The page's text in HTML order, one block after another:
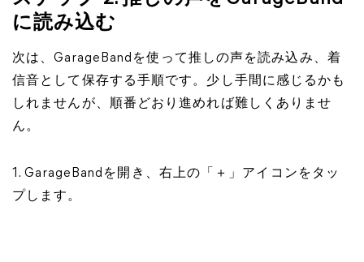
に読み込む
次は、GarageBandを使って推しの声を読み込み、着
信音として保存する手順です。少し手間に感じるかも
しれませんが、順番どおり進めれば難しくありませ
ん。
1. GarageBandを開き、右上の「＋」アイコンをタッ
プします。